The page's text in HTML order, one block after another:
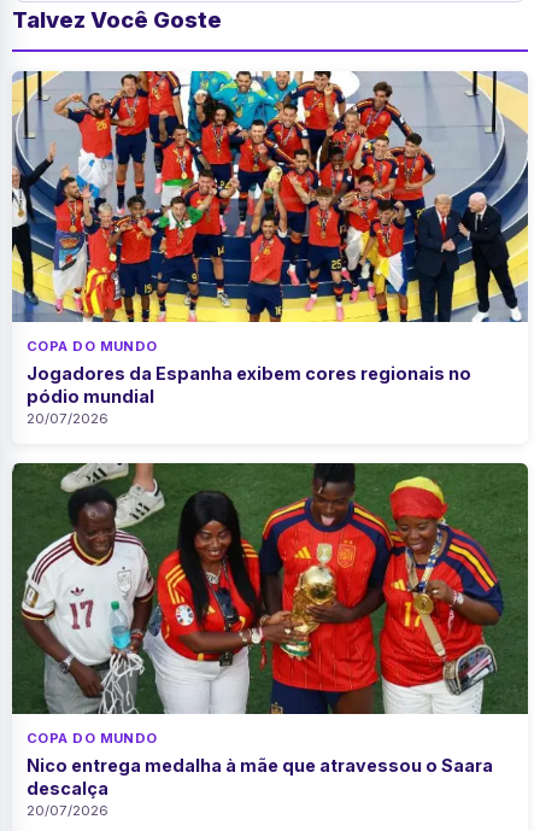
Talvez Você Goste
COPA DO MUNDO
Jogadores da Espanha exibem cores regionais no
pódio mundial
20/07/2026
COPA DO MUNDO
Nico entrega medalha à mãe que atravessou o Saara
descalça
20/07/2026